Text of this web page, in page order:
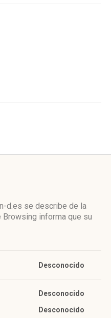
d.es se describe de la
Browsing informa que su
Desconocido
Desconocido
Desconocido